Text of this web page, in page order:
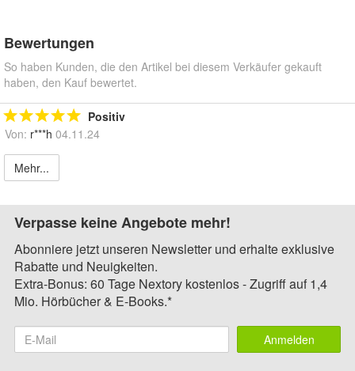
Bewertungen
So haben Kunden, die den Artikel bei diesem Verkäufer gekauft
haben, den Kauf bewertet.
Positiv
Von: r***h 04.11.24
Mehr...
Verpasse keine Angebote mehr!
Abonniere jetzt unseren Newsletter und erhalte exklusive
Rabatte und Neuigkeiten.
Extra-Bonus: 60 Tage Nextory kostenlos - Zugriff auf 1,4
Mio. Hörbücher & E-Books.*
Anmelden